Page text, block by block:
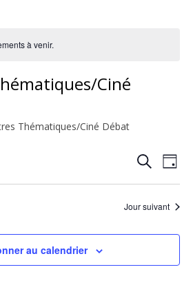
à venir.
Ciné
Thématiques/Ciné Débat
et
de
Recherche
de
Jour
Jour suivant
au calendrier